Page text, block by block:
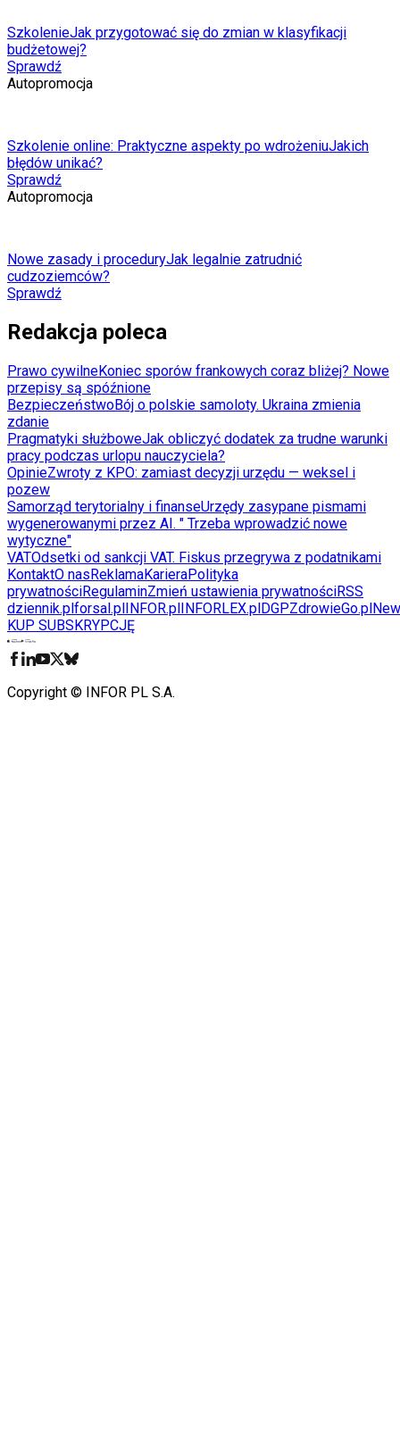
SzkolenieJak przygotować się do zmian w klasyfikacji
budżetowej?
Sprawdź
Autopromocja
Szkolenie online: Praktyczne aspekty po wdrożeniuJakich
błędów unikać?
Sprawdź
Autopromocja
Nowe zasady i proceduryJak legalnie zatrudnić
cudzoziemców?
Sprawdź
Redakcja poleca
Prawo cywilneKoniec sporów frankowych coraz bliżej? Nowe
przepisy są spóźnione
BezpieczeństwoBój o polskie samoloty. Ukraina zmienia
zdanie
Pragmatyki służboweJak obliczyć dodatek za trudne warunki
pracy podczas urlopu nauczyciela?
OpinieZwroty z KPO: zamiast decyzji urzędu — weksel i
pozew
Samorząd terytorialny i finanseUrzędy zasypane pismami
wygenerowanymi przez AI. " Trzeba wprowadzić nowe
wytyczne"
VATOdsetki od sankcji VAT. Fiskus przegrywa z podatnikami
KontaktO nasReklamaKarieraPolityka
prywatnościRegulaminZmień ustawienia prywatnościRSS
dziennik.plforsal.plINFOR.plINFORLEX.plDGPZdrowieGo.pl
KUP SUBSKRYPCJĘ
Copyright © INFOR PL S.A.